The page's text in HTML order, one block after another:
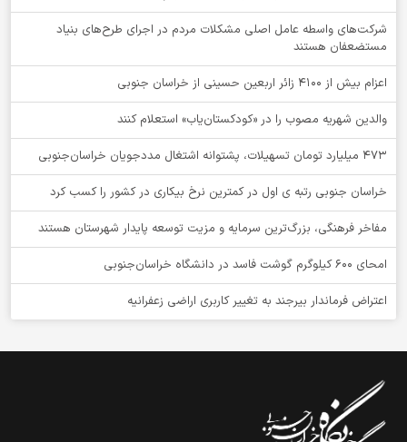
شرکت‌های واسطه عامل اصلی مشکلات مردم در اجرای طرح‌های بنیاد
مستضعفان هستند
اعزام بیش از 4100 زائر اربعین حسینی از خراسان جنوبی
والدین شهریه مصوب را در «کودکستان‌یاب» استعلام کنند
۴۷۳ میلیارد تومان تسهیلات، پشتوانه اشتغال مددجویان خراسان‌جنوبی
خراسان جنوبی رتبه ی اول در کمترین نرخ بیکاری در کشور را کسب کرد
مفاخر فرهنگی، بزرگ‌ترین سرمایه و مزیت توسعه پایدار شهرستان هستند
امحای ۶۰۰ کیلوگرم گوشت فاسد در دانشگاه خراسان‌جنوبی
اعتراض فرماندار بیرجند به تغییر کاربری اراضی زعفرانیه